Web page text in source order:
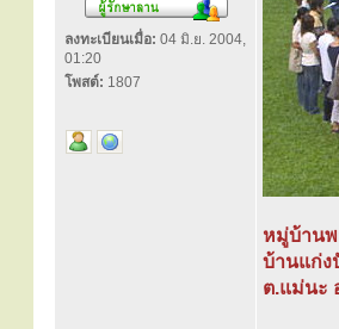
ลงทะเบียนเมื่อ: 04 มิ.ย. 2004,
01:20
โพสต์: 1807
หมู่บ้านพ
บ้านแก่ง
ต.แม่นะ